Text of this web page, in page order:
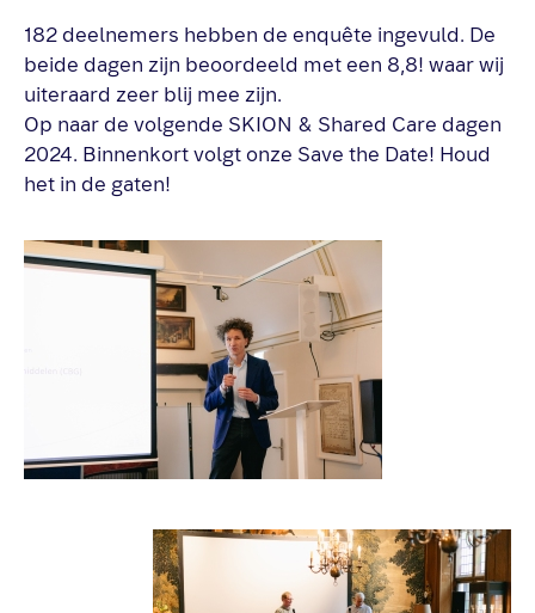
182 deelnemers hebben de enquête ingevuld. De
beide dagen zijn beoordeeld met een 8,8! waar wij
uiteraard zeer blij mee zijn.
Op naar de volgende SKION & Shared Care dagen
2024. Binnenkort volgt onze Save the Date! Houd
het in de gaten!